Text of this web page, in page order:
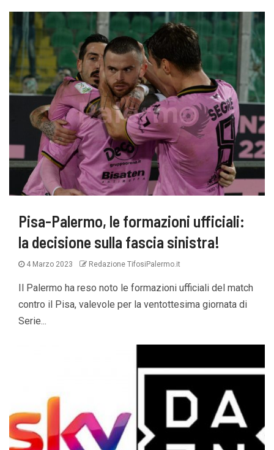
Pisa-Palermo, le formazioni ufficiali:
la decisione sulla fascia sinistra!
4 Marzo 2023 Redazione TifosiPalermo.it
Il Palermo ha reso noto le formazioni ufficiali del match
contro il Pisa, valevole per la ventottesima giornata di
Serie...